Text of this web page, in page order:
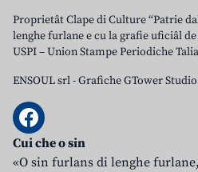
Proprietât Clape di Culture “Patrie
lenghe furlane e cu la grafie uficiâl de
USPI – Union Stampe Periodiche
ENSOUL srl-Grafiche GTower Studio
Cui che o sin
«O sin furlans di lenghe